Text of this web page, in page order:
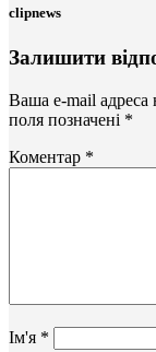
clipnews
Залишити
Ваша e-mail
поля позначені *
Коментар *
Ім'я *